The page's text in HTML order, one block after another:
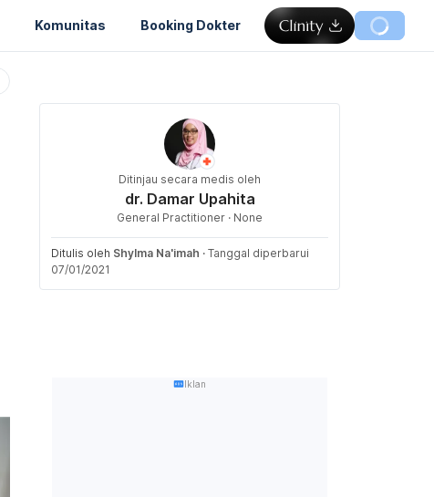
Komunitas Booking Dokter
Ditinjau secara medis oleh
dr. Damar Upahita
General Practitioner · None
Ditulis oleh Shylma Na'imah · Tanggal diperbarui
07/01/2021
Iklan